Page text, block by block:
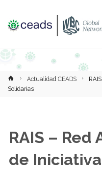
InicioActualidad CEADS
Solidarias
RAIS –
de